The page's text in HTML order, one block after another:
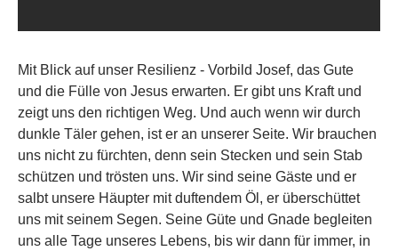
Mit Blick auf unser Resilienz - Vorbild Josef, das Gute
und die Fülle von Jesus erwarten. Er gibt uns Kraft und
zeigt uns den richtigen Weg. Und auch wenn wir durch
dunkle Täler gehen, ist er an unserer Seite. Wir brauchen
uns nicht zu fürchten, denn sein Stecken und sein Stab
schützen und trösten uns. Wir sind seine Gäste und er
salbt unsere Häupter mit duftendem Öl, er überschüttet
uns mit seinem Segen. Seine Güte und Gnade begleiten
uns alle Tage unseres Lebens, bis wir dann für immer, in